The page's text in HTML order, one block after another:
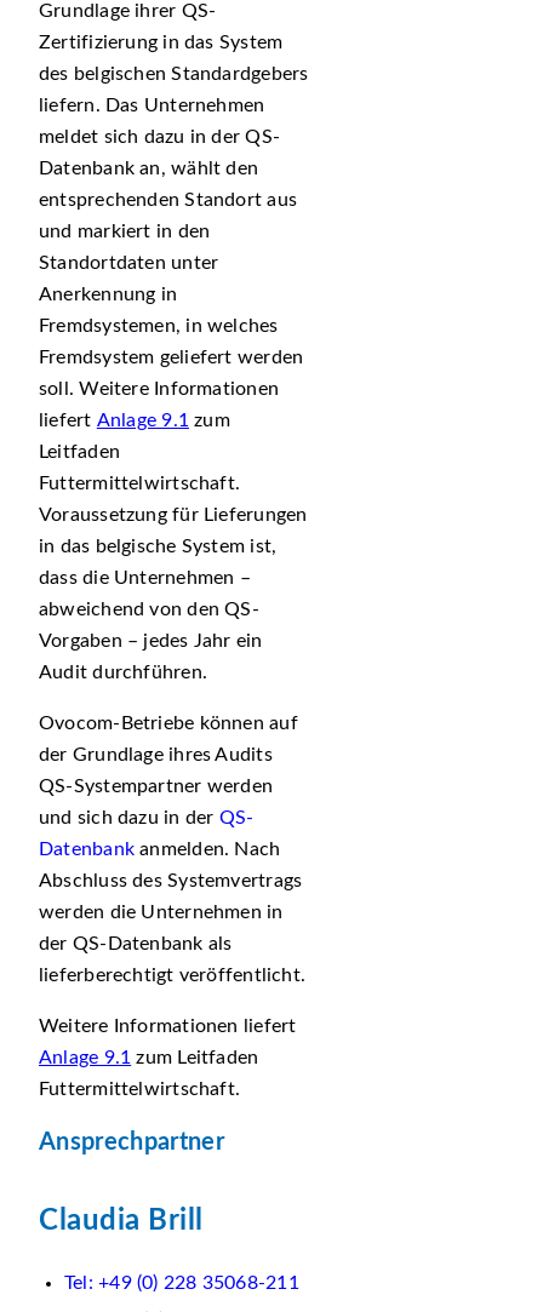
Grundlage ihrer QS-
Zertifizierung in das System
des belgischen Standardgebers
liefern. Das Unternehmen
meldet sich dazu in der QS-
Datenbank an, wählt den
entsprechenden Standort aus
und markiert in den
Standortdaten unter
Anerkennung in
Fremdsystemen, in welches
Fremdsystem geliefert werden
soll. Weitere Informationen
liefert Anlage 9.1 zum
Leitfaden
Futtermittelwirtschaft.
Voraussetzung für Lieferungen
in das belgische System ist,
dass die Unternehmen –
abweichend von den QS-
Vorgaben – jedes Jahr ein
Audit durchführen.
Ovocom-Betriebe können auf
der Grundlage ihres Audits
QS-Systempartner werden
und sich dazu in der QS-
Datenbankanmelden. Nach
Abschluss des Systemvertrags
werden die Unternehmen in
der QS-Datenbank als
lieferberechtigt veröffentlicht.
Weitere Informationen liefert
Anlage 9.1 zum Leitfaden
Futtermittelwirtschaft.
Ansprechpartner
Claudia Brill
Tel: +49 (0) 228 35068-211